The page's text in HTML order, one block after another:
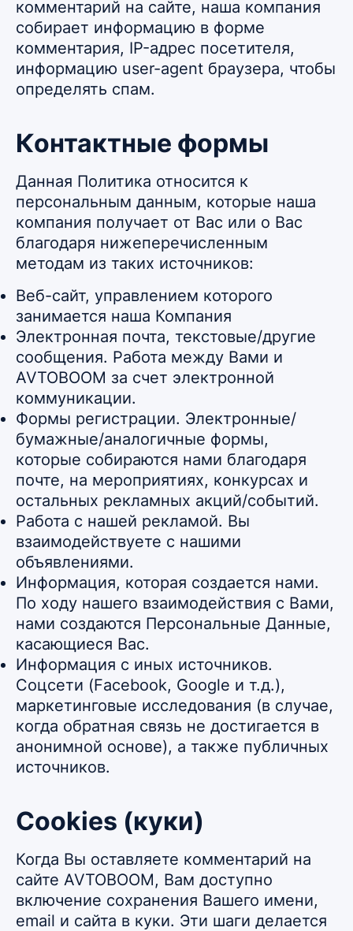
комментарий на сайте, наша компания
собирает информацию в форме
комментария, IP-адрес посетителя,
информацию user-agent браузера, чтобы
определять спам.
Контактные формы
Данная Политика относится к
персональным данным, которые наша
компания получает от Вас или о Вас
благодаря нижеперечисленным
методам из таких источников:
Веб-сайт, управлением которого
занимается наша Компания
Электронная почта, текстовые/другие
сообщения. Работа между Вами и
AVTOBOOM за счет электронной
коммуникации.
Формы регистрации. Электронные/
бумажные/аналогичные формы,
которые собираются нами благодаря
почте, на мероприятиях, конкурсах и
остальных рекламных акций/событий.
Работа с нашей рекламой. Вы
взаимодействуете с нашими
объявлениями.
Информация, которая создается нами.
По ходу нашего взаимодействия с Вами,
нами создаются Персональные Данные,
касающиеся Вас.
Информация с иных источников.
Соцсети (Facebook, Google и т.д.),
маркетинговые исследования (в случае,
когда обратная связь не достигается в
анонимной основе), а также публичных
источников.
Сookies (куки)
Когда Вы оставляете комментарий на
сайте AVTOBOOM, Вам доступно
включение сохранения Вашего имени,
email и сайта в куки. Эти шаги делается